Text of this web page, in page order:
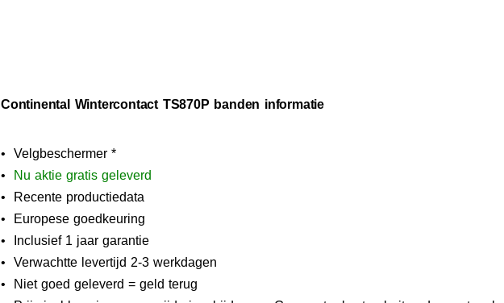
Continental Wintercontact TS870P banden informatie
• Velgbeschermer *
•
N u aktie gratis geleverd
• Recente productiedata
• Europese goedkeuring
• Inclusief 1 jaar garantie
• Verwachtte levertijd 2-3 werkdagen
• Niet goed geleverd = geld terug